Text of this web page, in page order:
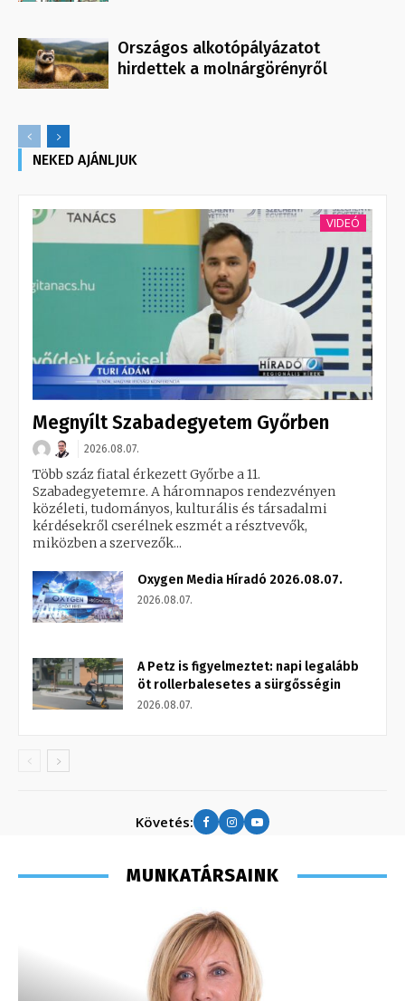
Országos alkotópályázatot
hirdettek a molnárgörényről
NEKED AJÁNLJUK
VIDEÓ
Megnyílt Szabadegyetem Győrben
2026.08.07.
Több száz fiatal érkezett Győrbe a 11.
Szabadegyetemre. A háromnapos rendezvényen
közéleti, tudományos, kulturális és társadalmi
kérdésekről cserélnek eszmét a résztvevők,
miközben a szervezők...
Oxygen Media Híradó 2026.08.07.
2026.08.07.
A Petz is figyelmeztet: napi legalább
öt rollerbalesetes a sürgősségin
2026.08.07.
Követés:
MUNKATÁRSAINK